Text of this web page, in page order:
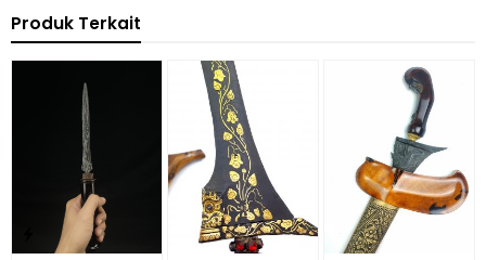
Produk Terkait